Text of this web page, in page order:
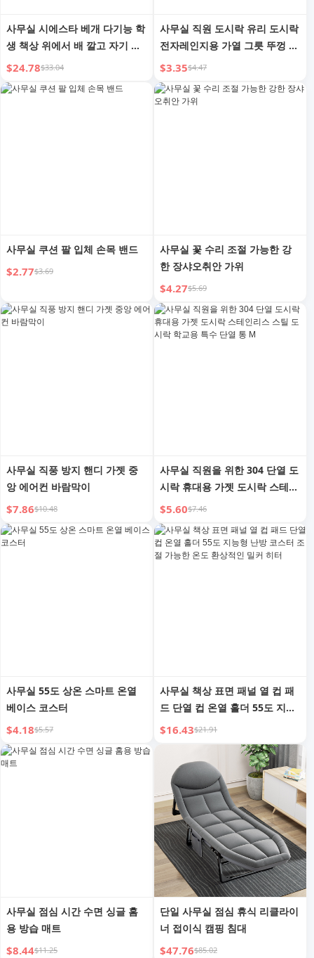
사무실 시에스타 베개 다기능 학
생 책상 위에서 배 깔고 자기 휴
식 시간 낮잠용 특수 베개 엎드
려 베개
$24.78$33.04
사무실 직원 도시락 유리 도시락
전자레인지용 가열 그릇 뚜껑 포
함 밀봉 과일 용기 크리스퍼
$3.35$4.47
사무실 쿠션 팔 입체 손목 밴드
$2.77$3.69
사무실 꽃 수리 조절 가능한 강
한 장샤오취안 가위
$4.27$5.69
사무실 직풍 방지 핸디 가젯 중
앙 에어컨 바람막이
$7.86$10.48
사무실 직원을 위한 304 단열 도
시락 휴대용 가젯 도시락 스테인
리스 스틸 도시락 학교용 특수
단열 통 M
$5.60$7.46
사무실 55도 상온 스마트 온열
베이스 코스터
$4.18$5.57
사무실 책상 표면 패널 열 컵 패
드 단열 컵 온열 홀더 55도 지능
형 난방 코스터 조절 가능한 온
도 환상적인 밀커 히터
$16.43$21.91
사무실 점심 시간 수면 싱글 홈
용 방습 매트
$8.44$11.25
단일 사무실 점심 휴식 리클라이
너 접이식 캠핑 침대
$47.76$85.02